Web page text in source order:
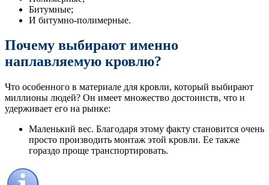
Битумные;
И битумно-полимерные.
Почему выбирают именно
наплавляемую кровлю?
Что особенного в материале для кровли, который выбирают
миллионы людей? Он имеет множество достоинств, что и
удерживает его на рынке:
Маленький вес. Благодаря этому факту становится очень
просто производить монтаж этой кровли. Ее также
гораздо проще транспортировать.